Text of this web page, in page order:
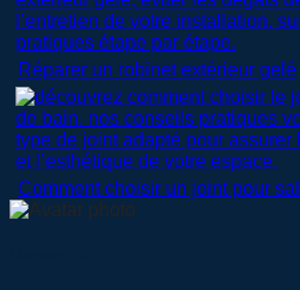
Réparer un robinet extérieur gelé
Comment choisir un joint pour